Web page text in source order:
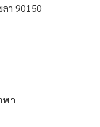
า 90150
พา